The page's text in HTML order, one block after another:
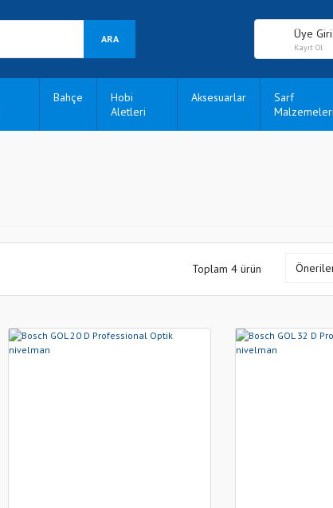
ARA Üye
Kayıt Ol
Bahçe
Hobi
Aletleri
Aksesuarlar
Sarf
Malzemeleri
Toplam 4 ürün